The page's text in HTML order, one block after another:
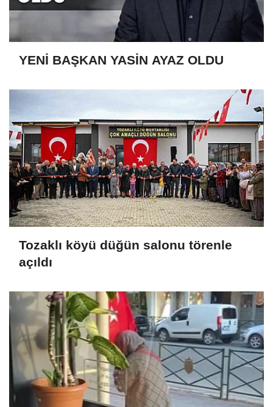
YENİ BAŞKAN YASİN AYAZ OLDU
Tozaklı köyü düğün salonu törenle
açıldı